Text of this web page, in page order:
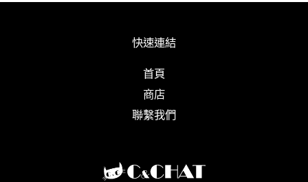
快速連結
首頁
商店
聯繫我們